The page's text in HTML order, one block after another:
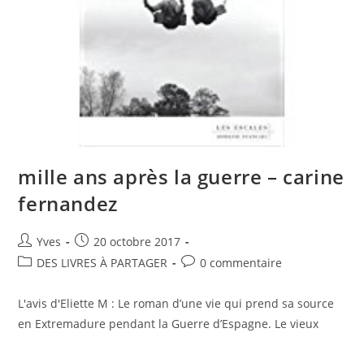
mille ans après la guerre – carine
fernandez
Yves
20 octobre 2017
DES LIVRES À PARTAGER
0 commentaire
L'avis d'Eliette M : Le roman d’une vie qui prend sa source
en Extremadure pendant la Guerre d’Espagne. Le vieux